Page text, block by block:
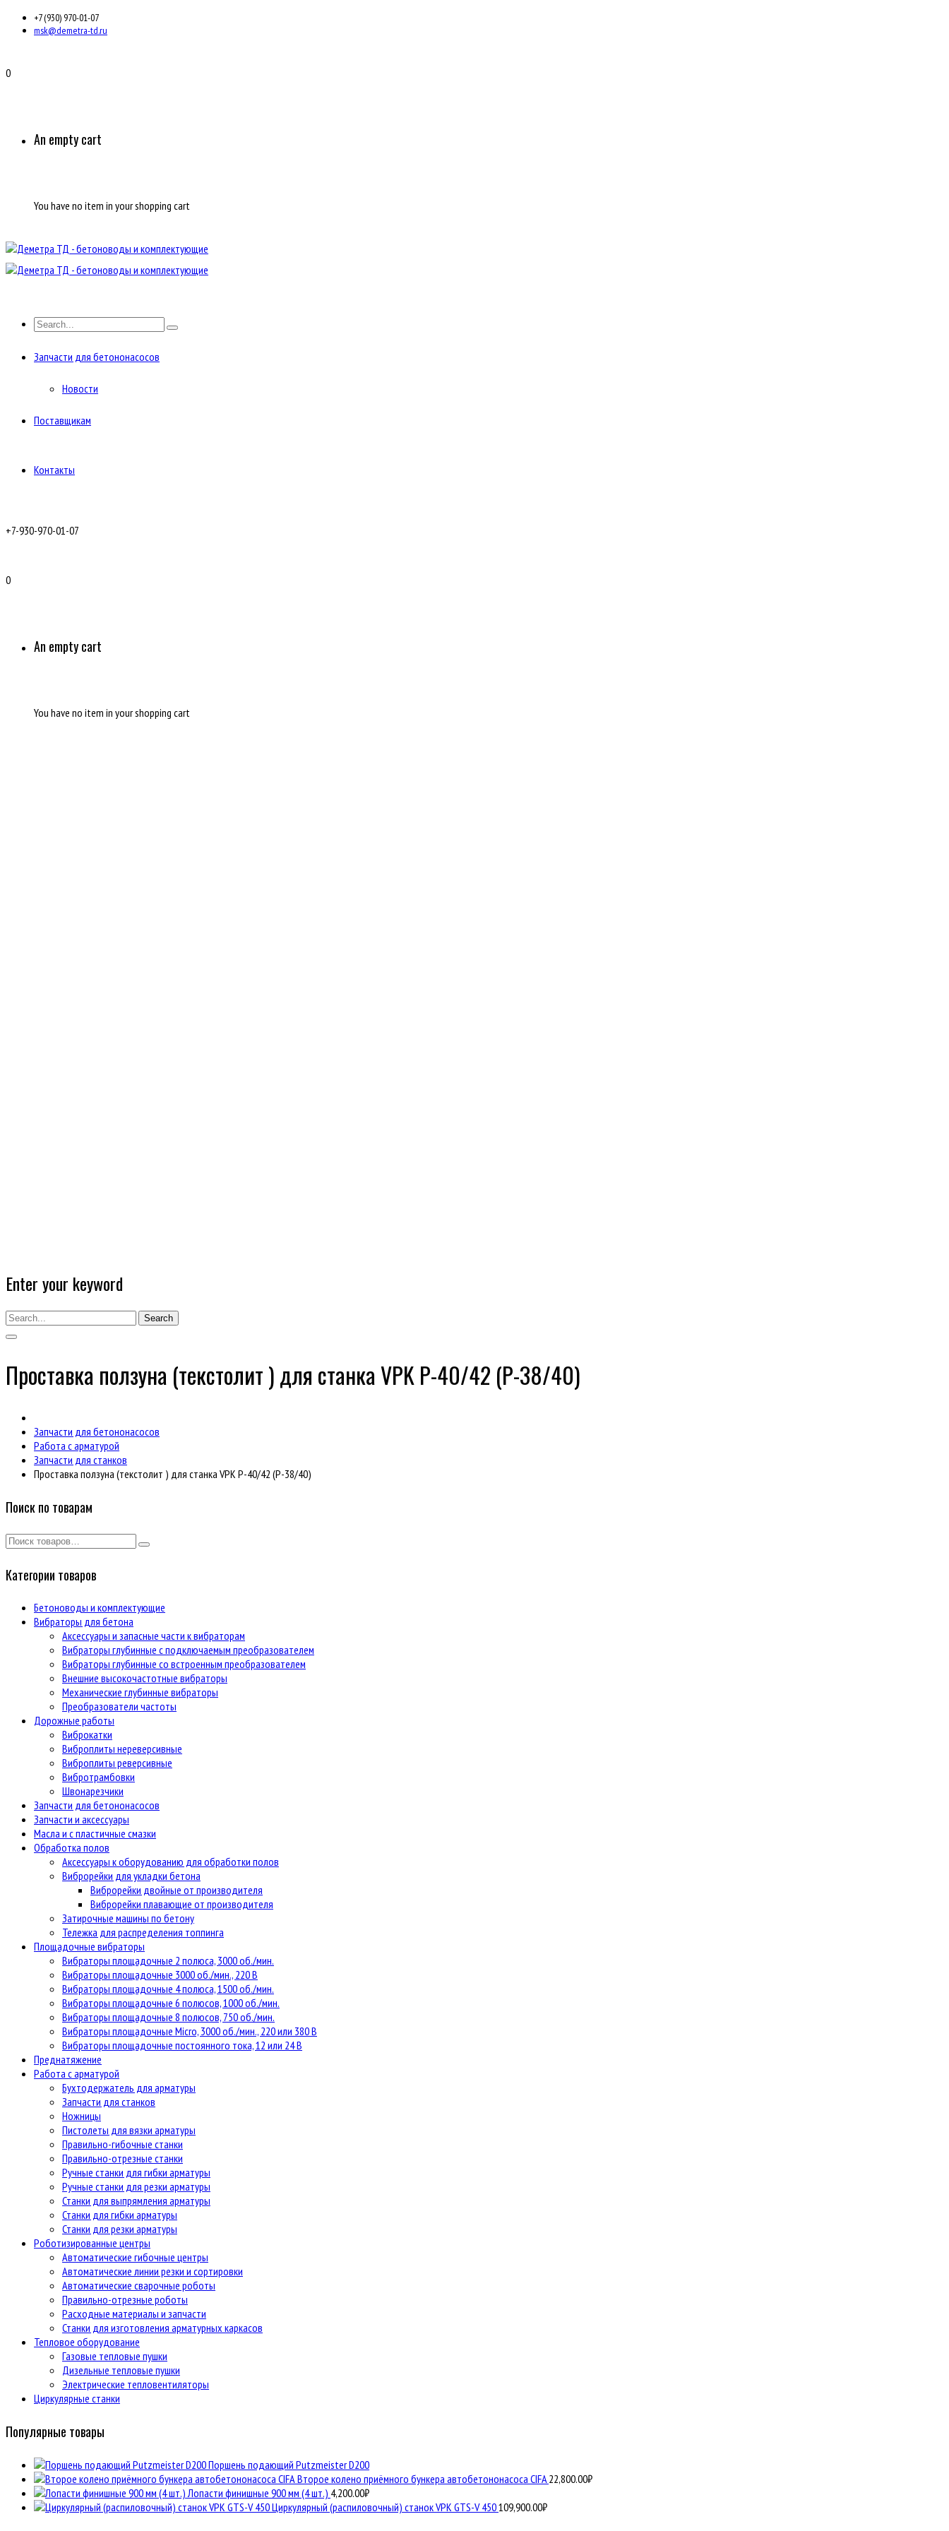
+7 (930) 970-01-07
msk@demetra-td.ru
0
An empty cart
You have no item in your shopping cart
Запчасти для бетононасосов
Новости
Поставщикам
Контакты
+7-930-970-01-07
0
An empty cart
You have no item in your shopping cart
Enter your keyword
Search
Проставка ползуна (текстолит ) для станка VPK Р-40/42 (Р-38/40)
Запчасти для бетононасосов
Работа с арматурой
Запчасти для станков
Проставка ползуна (текстолит ) для станка VPK Р-40/42 (Р-38/40)
Поиск по товарам
Категории товаров
Бетоноводы и комплектующие
Вибраторы для бетона
Аксессуары и запасные части к вибраторам
Вибраторы глубинные с подключаемым преобразователем
Вибраторы глубинные со встроенным преобразователем
Внешние высокочастотные вибраторы
Механические глубинные вибраторы
Преобразователи частоты
Дорожные работы
Виброкатки
Виброплиты нереверсивные
Виброплиты реверсивные
Вибротрамбовки
Швонарезчики
Запчасти для бетононасосов
Запчасти и аксессуары
Масла и с пластичные смазки
Обработка полов
Аксессуары к оборудованию для обработки полов
Виброрейки для укладки бетона
Виброрейки двойные от производителя
Виброрейки плавающие от производителя
Затирочные машины по бетону
Тележка для распределения топпинга
Площадочные вибраторы
Вибраторы площадочные 2 полюса, 3000 об./мин.
Вибраторы площадочные 3000 об./мин., 220 В
Вибраторы площадочные 4 полюса, 1500 об./мин.
Вибраторы площадочные 6 полюсов, 1000 об./мин.
Вибраторы площадочные 8 полюсов, 750 об./мин.
Вибраторы площадочные Micro, 3000 об./мин., 220 или 380 В
Вибраторы площадочные постоянного тока, 12 или 24 В
Преднатяжение
Работа с арматурой
Бухтодержатель для арматуры
Запчасти для станков
Ножницы
Пистолеты для вязки арматуры
Правильно-гибочные станки
Правильно-отрезные станки
Ручные станки для гибки арматуры
Ручные станки для резки арматуры
Станки для выпрямления арматуры
Станки для гибки арматуры
Станки для резки арматуры
Роботизированные центры
Автоматические гибочные центры
Автоматические линии резки и сортировки
Автоматические сварочные роботы
Правильно-отрезные роботы
Расходные материалы и запчасти
Станки для изготовления арматурных каркасов
Тепловое оборудование
Газовые тепловые пушки
Дизельные тепловые пушки
Электрические тепловентиляторы
Циркулярные станки
Популярные товары
Поршень подающий Putzmeister D200
Второе колено приёмного бункера автобетононасоса CIFA 22,800.00₽
Лопасти финишные 900 мм (4 шт.) 4,200.00₽
Циркулярный (распиловочный) станок VPK GTS-V 450109,900.00₽